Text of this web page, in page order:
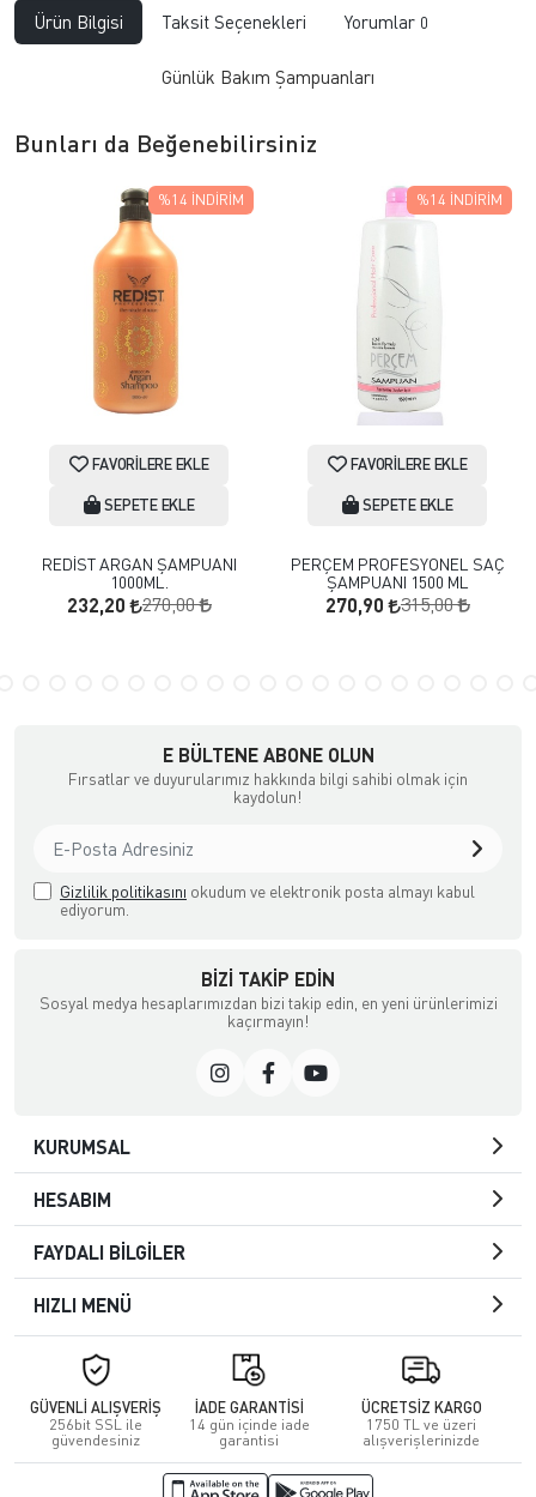
Ürün Bilgisi Taksit Seçenekleri Yorumlar 0
Günlük Bakım Şampuanları
Bunları da Beğenebilirsiniz
FAVORILERE EKLE
SEPETE EKLE
REDİST ARGAN ŞAMPUANI
1000ML.
232,20 270,00
%14 İNDIRIM
FAVORILERE EKLE
SEPETE EKLE
PERÇEM PROFESYONEL SAÇ
ŞAMPUANI 1500 ML
270,90 315,00
%14 İNDIRIM
E BÜLTENE ABONE OLUN
Fırsatlar ve duyurularımız hakkında bilgi sahibi olmak için
kaydolun!
Gizlilik politikasını okudum ve elektronik posta almayı kabul
ediyorum.
BIZI TAKIP EDIN
Sosyal medya hesaplarımızdan bizi takip edin, en yeni ürünlerimizi
kaçırmayın!
KURUMSAL
HESABIM
FAYDALI BİLGİLER
HIZLI MENÜ
GÜVENLİ ALIŞVERİŞ
256bit SSL ile
güvendesiniz
İADE GARANTİSİ
14 gün içinde iade
garantisi
ÜCRETSİZ KARGO
1750 TL ve üzeri
alışverişlerinizde